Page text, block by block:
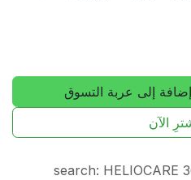
إضافة إلى عربة التسوق
الآن
search: HELIOCARE